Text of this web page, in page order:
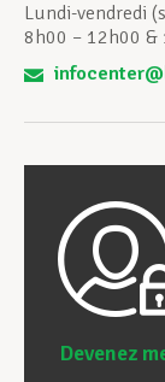
Lundi-vendredi
8h00 – 12h00 &
Devenez